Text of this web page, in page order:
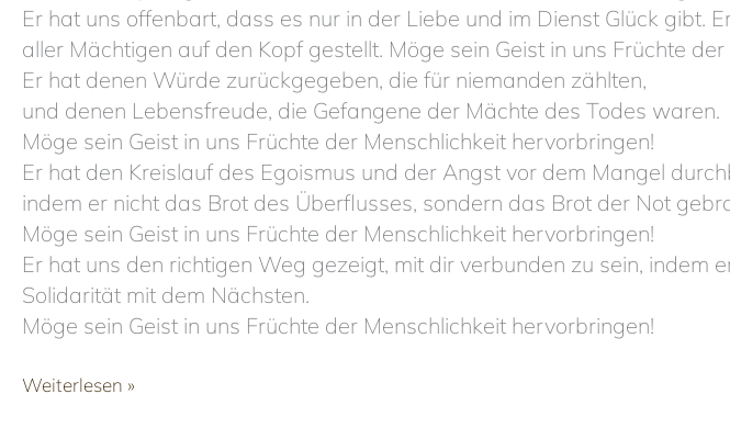
Er hat uns offenbart, dass es nur in der Liebe und im Dienst Glück gibt.
aller Mächtigen auf den Kopf gestellt. Möge sein Geist in uns Früchte
Er hat denen Würde zurückgegeben, die für niemanden zählten,
und denen Lebensfreude, die Gefangene der Mächte des Todes waren.
Möge sein Geist in uns Früchte der Menschlichkeit hervorbringen!
Er hat den Kreislauf des Egoismus und der Angst vor dem Mangel
indem er nicht das Brot des Überflusses, sondern das Brot der Not
Möge sein Geist in uns Früchte der Menschlichkeit hervorbringen!
Er hat uns den richtigen Weg gezeigt, mit dir verbunden zu sein, indem
Solidarität mit dem Nächsten.
Möge sein Geist in uns Früchte der Menschlichkeit hervorbringen!
31
Weiterlesen »